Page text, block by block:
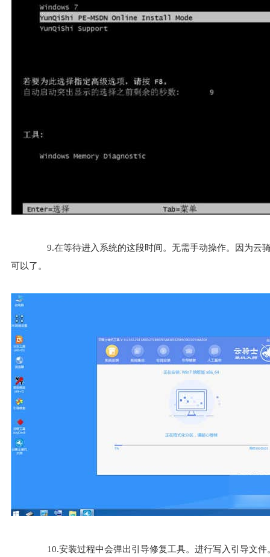
9.在等待进入系统的这段时间。无需手动操作。因为云
可以了。
10.安装过程中会弹出引导修复工具。进行写入引导文件